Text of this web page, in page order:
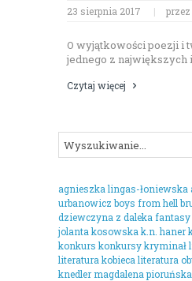
23 sierpnia 2017 | przez
O wyjątkowości poezji i
jednego z największych i
Czytaj więcej
agnieszka lingas-łoniewska
urbanowicz boys from hell
dziewczyna z daleka fantasy
jolanta kosowska k.n. haner
konkurs konkursykryminał
literatura kobieca literatura
knedler magdalena pioruńska